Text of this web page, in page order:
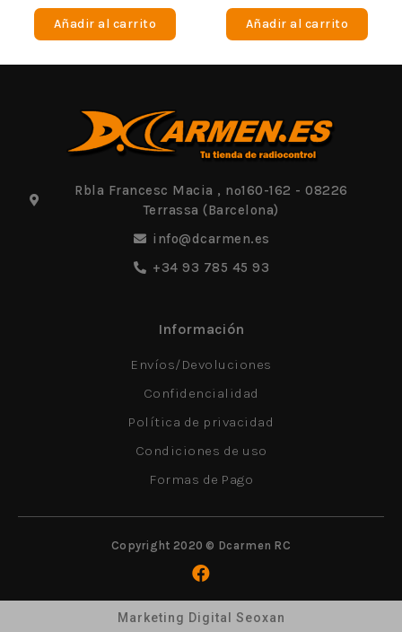
Añadir al carrito Añadir al carrito
Rbla Francesc Macia , nº160-162 - 08226
Terrassa (Barcelona)
info@dcarmen.es
+34 93 785 45 93
Información
Envíos/Devoluciones
Confidencialidad
Política de privacidad
Condiciones de uso
Formas de Pago
Copyright 2020 © Dcarmen RC
Marketing Digital Seoxan